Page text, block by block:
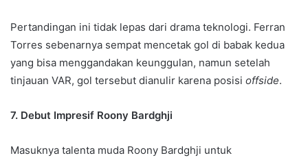
Pertandingan ini tidak lepas dari drama teknologi. Ferran
Torres sebenarnya sempat mencetak gol di babak kedua
yang bisa menggandakan keunggulan, namun setelah
tinjauan VAR, gol tersebut dianulir karena posisi offside.
7. Debut Impresif Roony Bardghji
Masuknya talenta muda Roony Bardghji untuk